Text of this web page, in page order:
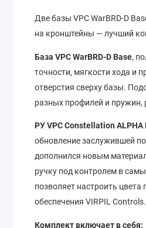
Две базы VPC WarBRD-D
на кронштейны — лучший
База VPC WarBRD-D Base,
точности, мягкости хода и
отверстия сверху базы.
разных профилей и пружин,
РУ VPC Constellation ALPHA
обновление заслужившей
дополнился новым
ручку под контролем в
позволяет настроить
обеспечения VIRPIL Controls.
Комплект включает в себя: